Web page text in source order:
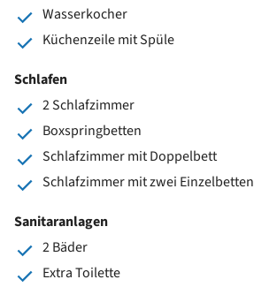
Wasserkocher
Küchenzeile mit Spüle
Schlafen
2 Schlafzimmer
Boxspringbetten
Schlafzimmer mit Doppelbett
Schlafzimmer mit zwei Einzelbetten
Sanitaranlagen
2 Bäder
Extra Toilette